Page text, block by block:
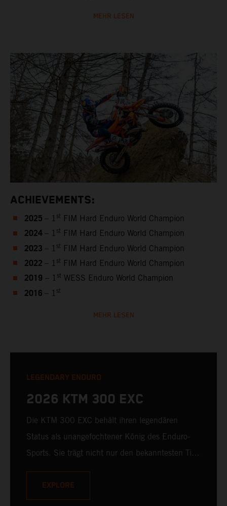
MEHR LESEN
ACHIEVEMENTS:
2025 – 1 st FIM Hard Enduro World Champion
2024 – 1 st FIM Hard Enduro World Champion
2023 – 1 st FIM Hard Enduro World Champion
2022 – 1 st FIM Hard Enduro World Champion
2019 – 1 st WESS Enduro World Champion
2016 – 1 st
MEHR LESEN
LEGENDARY ENDURO
2026 KTM 300 EXC
Die KTM 300 EXC behält ihren legendären
Status als unangefochtener König des Enduro-
Sports. Sie trägt nicht nur den bekanntesten Titel
auch unerreicht in Sachen Zweitakt-Innovation,
Power und purem Fahrspaß. Mit einem
EXPLORE